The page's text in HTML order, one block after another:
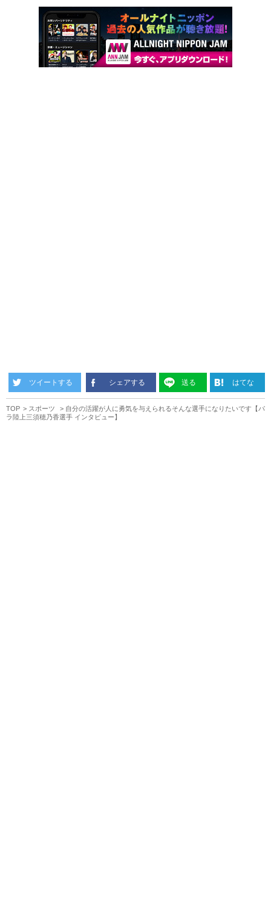
ツイートする シェアする 送る はてな
TOP スポーツ
自分の活躍が人に勇気を与えられるそんな選手になりたいです【パ
ラ陸上三須穂乃香選手 インタビュー】